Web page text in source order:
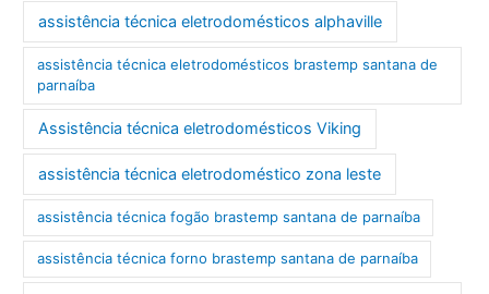
assistência técnica eletrodomésticos alphaville
assistência técnica eletrodomésticos brastemp santana de
parnaíba
Assistência técnica eletrodomésticos Viking
assistência técnica eletrodoméstico zona leste
assistência técnica fogão brastemp santana de parnaíba
assistência técnica forno brastemp santana de parnaíba